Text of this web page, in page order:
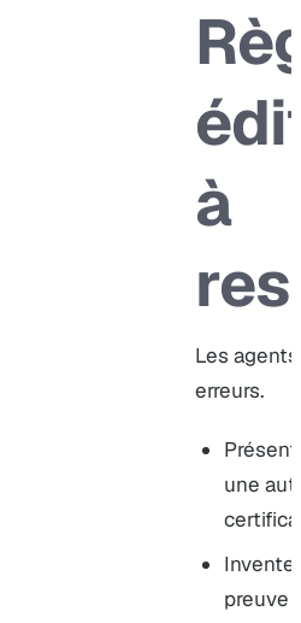
à
Les
erreurs.
une
preuve